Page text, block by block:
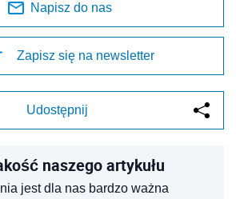
Napisz do nas
Zapisz się na newsletter
Udostępnij
naszego artykułu
jest dla nas bardzo ważna